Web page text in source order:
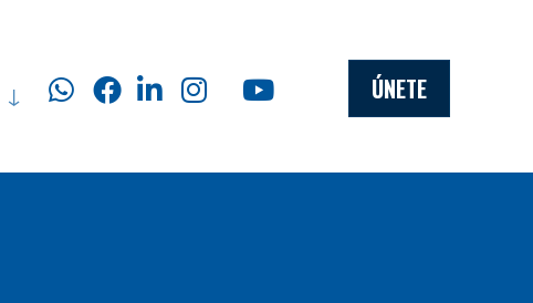
ÚNETE